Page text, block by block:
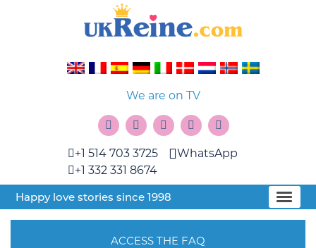
We are on TV
+1 514 703 3725
+1 332 331 8674
WhatsApp
Happy love stories since 1998
ACCESS THE FAQ